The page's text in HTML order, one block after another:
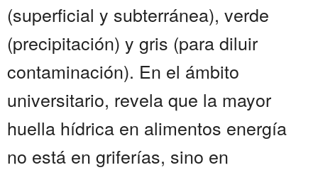
(superficial y subterránea), verde
(precipitación) y gris (para diluir
contaminación). En el ámbito
universitario, revela que la mayor
huella hídrica en alimentos energía
no está en griferías, sino en